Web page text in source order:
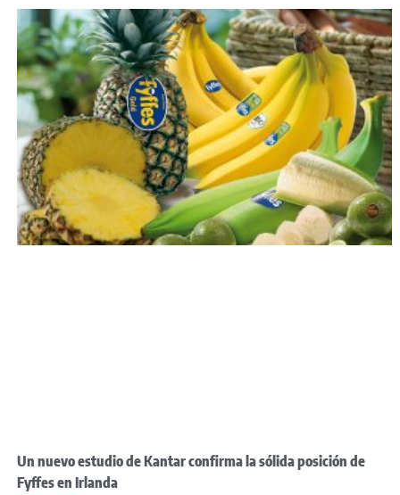
Un nuevo estudio de Kantar confirma la sólida posición de
Fyffes en Irlanda